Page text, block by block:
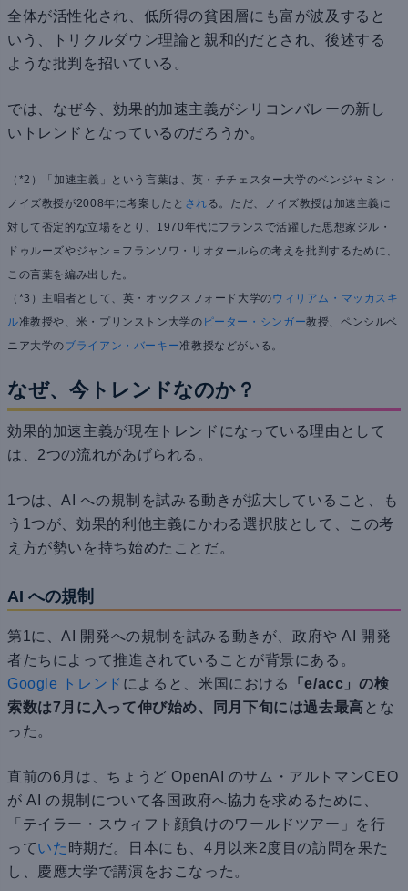
全体が活性化され、低所得の貧困層にも富が波及すると
いう、トリクルダウン理論と親和的だとされ、後述する
ような批判を招いている。
では、なぜ今、効果的加速主義がシリコンバレーの新し
いトレンドとなっているのだろうか。
（*2）「加速主義」という言葉は、英・チチェスター大学のベンジャミン・
ノイズ教授が2008年に考案したと される。ただ、ノイズ教授は加速主義に
対して否定的な立場をとり、1970年代にフランスで活躍した思想家ジル・
ドゥルーズやジャン＝フランソワ・リオタールらの考えを批判するために、
この言葉を編み出した。
（*3）主唱者として、英・オックスフォード大学のウィリアム・マッカスキ
ル准教授や、米・プリンストン大学の ピーター・シンガー教授、ペンシルベ
ニア大学のブライアン・バーキー准教授などがいる。
なぜ、今トレンドなのか？
効果的加速主義が現在トレンドになっている理由として
は、2つの流れがあげられる。
1つは、AI への規制を試みる動きが拡大していること、も
う1つが、効果的利他主義にかわる選択肢として、この考
え方が勢いを持ち始めたことだ。
AI への規制
第1に、AI 開発への規制を試みる動きが、政府や AI 開発
者たちによって推進されていることが背景にある。
Google トレンド によると、米国における
「e/acc」の検
索数は7月に入って伸び始め、同月下旬には過去最高 とな
った。
直前の6月は、ちょうど OpenAI のサム・アルトマンCEO
が AI の規制について各国政府へ協力を求めるために、
「テイラー・スウィフト顔負けのワールドツアー」を行
っていた 時期だ。日本にも、4月以来2度目の訪問を果た
し、慶應大学で講演をおこなった。